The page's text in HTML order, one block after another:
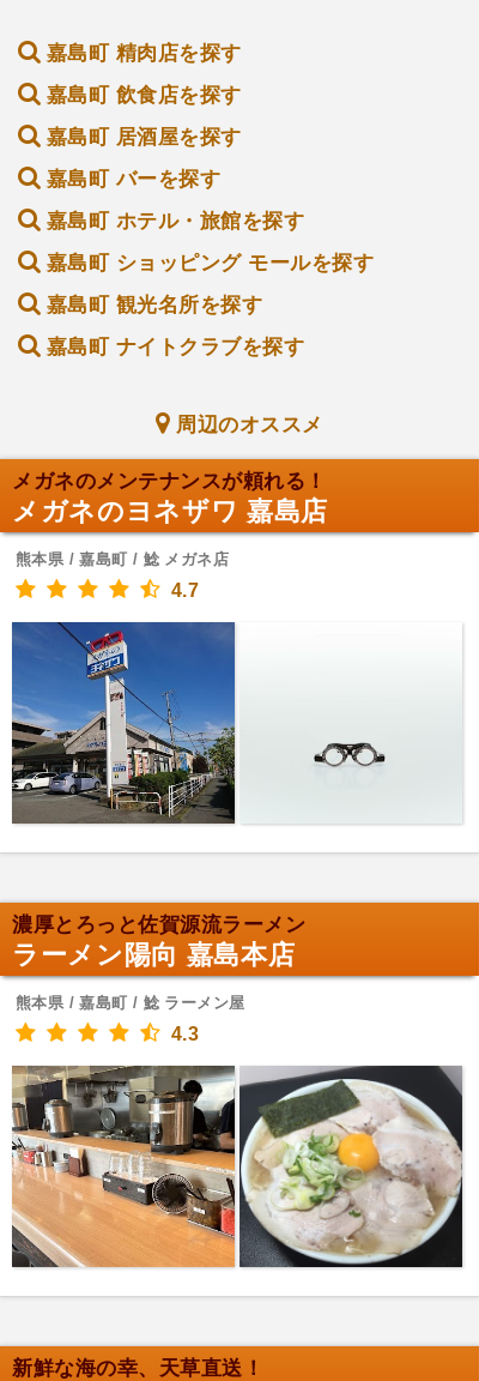
嘉島町 精肉店を探す
嘉島町 飲食店を探す
嘉島町 居酒屋を探す
嘉島町 バーを探す
嘉島町 ホテル・旅館を探す
嘉島町 ショッピング モールを探す
嘉島町 観光名所を探す
嘉島町 ナイトクラブを探す
周辺のオススメ
メガネのメンテナンスが頼れる！
メガネのヨネザワ 嘉島店
熊本県 / 嘉島町 / 鯰 メガネ店
4.7
濃厚とろっと佐賀源流ラーメン
ラーメン陽向 嘉島本店
熊本県 / 嘉島町 / 鯰 ラーメン屋
4.3
新鮮な海の幸、天草直送！